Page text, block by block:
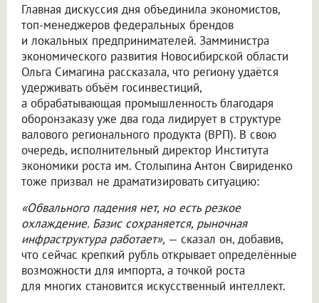
Главная дискуссия дня объединила экономистов,
топ-менеджеров федеральных брендов
и локальных предпринимателей. Замминистра
экономического развития Новосибирской области
Ольга Симагина рассказала, что региону удаётся
удерживать объём госинвестиций,
а обрабатывающая промышленность благодаря
оборонзаказу уже два года лидирует в структуре
валового регионального продукта (ВРП). В свою
очередь, исполнительный директор Института
экономики роста им. Столыпина Антон Свириденко
тоже призвал не драматизировать ситуацию:
«Обвального падения нет, но есть резкое
охлаждение. Базис сохраняется, рыночная
инфраструктура работает», — сказал он, добавив,
что сейчас крепкий рубль открывает определённые
возможности для импорта, а точкой роста
для многих становится искусственный интеллект.